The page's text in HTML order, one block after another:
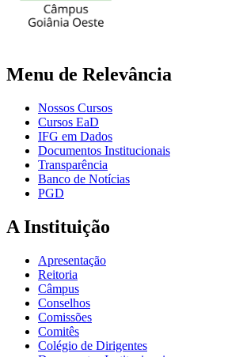
Menu de Relevância
Nossos Cursos
Cursos EaD
IFG em Dados
Documentos Institucionais
Transparência
Banco de Notícias
PGD
A Instituição
Apresentação
Reitoria
Câmpus
Conselhos
Comissões
Comitês
Colégio de Dirigentes